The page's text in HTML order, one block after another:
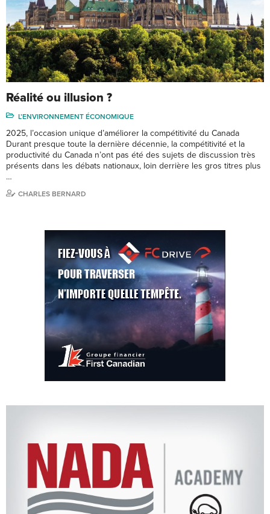
Réalité ou illusion ?
L’ENVIRONNEMENT ÉCONOMIQUE
2025, l’occasion unique d’améliorer la compétitivité du Canada
Durant presque toute la dernière décennie, la compétitivité et la
productivité du Canada n’ont pas été des sujets de discussion très
présents dans les débats nationaux, loin derrière les gros titres plus
…
CHARLES BERNARD